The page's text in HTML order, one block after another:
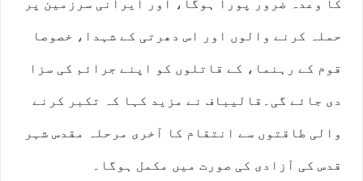
کا وعدہ ضرور پورا ہوگا، اور ایرانی سرزمین پر
حملہ کرنے والوں اور اس دھرتی کے شہدا، خصوصا
قوم کے رہنما، کے قاتلوں کو اپنے جرائم کی سزا
دی جائے گی۔قالیباف نے مزید کہا کہ تکبر کرنے
والی طاقتوں سے انتقام کا آخری مرحلہ مقدس شہر
قدس کی آزادی کی صورت میں مکمل ہوگا۔